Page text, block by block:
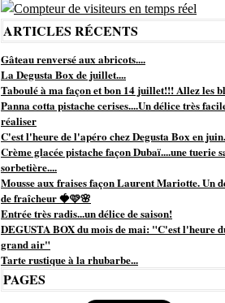
ARTICLES RÉCENTS
Gâteau renversé aux abricots....
La Degusta Box de juillet....
Taboulé à ma façon et bon 14 juillet!!! Allez les
Panna cotta pistache cerises....Un délice très
réaliser
C'est l'heure de l'apéro chez Degusta Box en
Crème glacée pistache façon Dubaï....une tuerie
sorbetière....
Mousse aux fraises façon Laurent Mariotte. Un
de fraîcheur 🍓🩷🌸
Entrée très radis...un délice de saison!
DEGUSTA BOX du mois de mai: "C'est l'heure
grand air"
Tarte rustique à la rhubarbe...
PAGES